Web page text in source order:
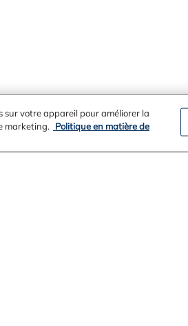
sur votre appareil pour améliorer la
marketing.
Politique en matière de